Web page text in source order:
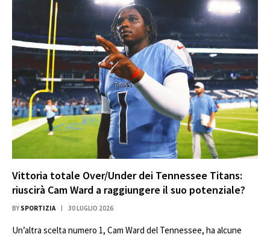
Vittoria totale Over/Under dei Tennessee Titans:
riuscirà Cam Ward a raggiungere il suo potenziale?
BY SPORTIZIA 30 LUGLIO 2026
Un’altra scelta numero 1, Cam Ward del Tennessee, ha alcune